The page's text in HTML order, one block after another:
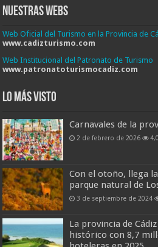
Nuestras Webs
Web Oficial del Turismo en la Provincia de
www.cadizturismo.com
Web Institucional del Patronato de Turismo
www.patronatoturismocadiz.com
Lo más visto
Carnavales de la
2 de febrero de 2026
Con el otoño, llega
parque natural de
3 de septiembre de 2024
La provincia de
histórico con 8,7